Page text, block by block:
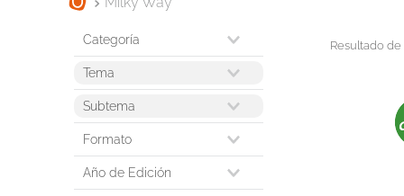
Formato
libro importado
Año de Edición
Subtema
ficción: tema narrativo
Tema
comics y novelas graficas
novelas graficas
novelas graficas: manga